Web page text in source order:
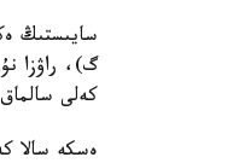
كەلى